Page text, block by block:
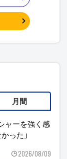
月間
ャーを強く感
った」
2026/08/09